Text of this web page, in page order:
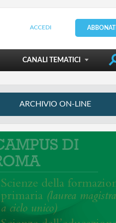
ACCEDI ABBONATI
DIRIGERE LA SCUOLA
CANALI TEMATICI
ARCHIVIO ON-LINE